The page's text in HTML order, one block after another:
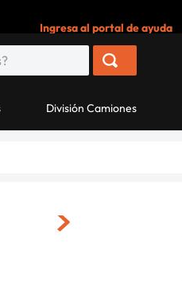
Ingresa al portal de ayuda
División Camiones